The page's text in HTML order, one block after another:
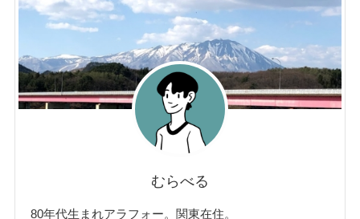
むらべる
80年代生まれアラフォー。関東在住。